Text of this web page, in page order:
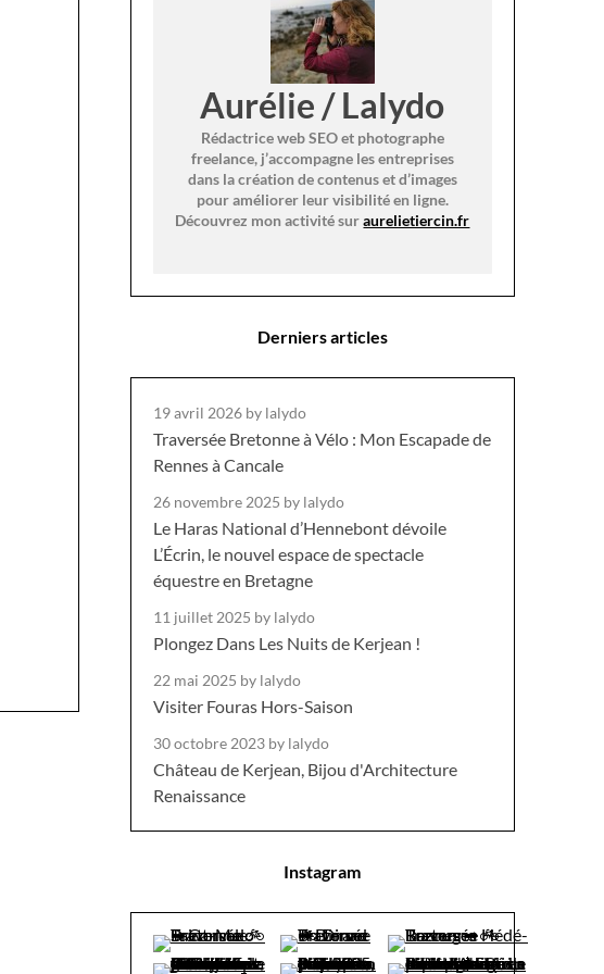
Aurélie / Lalydo
Rédactrice web SEO et photographe
freelance, j’accompagne les entreprises
dans la création de contenus et d’images
pour améliorer leur visibilité en ligne.
Découvrez mon activité suraurelietiercin.fr
Derniers articles
19 avril 2026 by lalydo
Traversée Bretonne à Vélo : Mon Escapade de
Rennes à Cancale
26 novembre 2025 by lalydo
Le Haras National d’Hennebont dévoile
L’Écrin, le nouvel espace de spectacle
équestre en Bretagne
11 juillet 2025 by lalydo
Plongez Dans Les Nuits de Kerjean !
22 mai 2025 by lalydo
Visiter Fouras Hors-Saison
30 octobre 2023 by lalydo
Château de Kerjean, Bijou d'Architecture
Renaissance
Instagram